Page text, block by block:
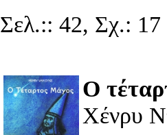
Σελ.:: 42, Σχ.:
Ο
Χένρυ